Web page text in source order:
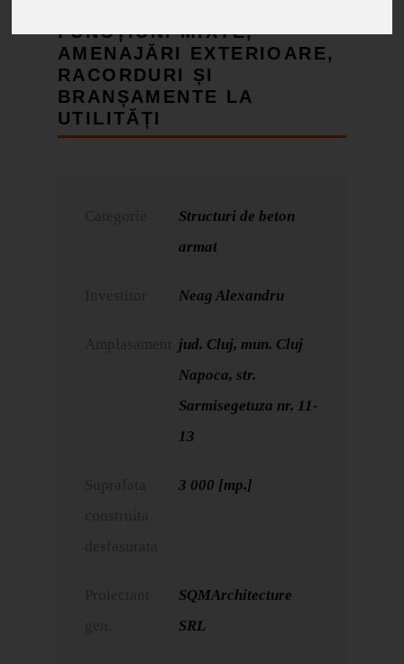
FUNCȚIUNI MIXTE,
AMENAJĂRI EXTERIOARE,
RACORDURI ȘI
BRANȘAMENTE LA
UTILITĂȚI
Structuri de beton
armat
Neag Alexandru
jud. Cluj, mun. Cluj
Napoca, str.
Sarmisegetuza nr. 11-
13
3 000 [mp.]
SQMArchitecture
SRL